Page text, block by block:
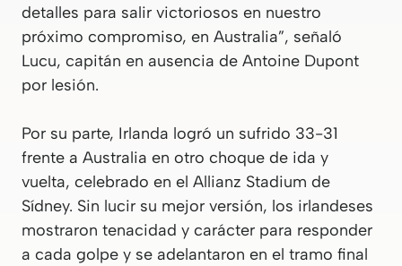
detalles para salir victoriosos en nuestro
próximo compromiso, en Australia”, señaló
Lucu, capitán en ausencia de Antoine Dupont
por lesión.
Por su parte, Irlanda logró un sufrido 33-31
frente a Australia en otro choque de ida y
vuelta, celebrado en el Allianz Stadium de
Sídney. Sin lucir su mejor versión, los irlandeses
mostraron tenacidad y carácter para responder
a cada golpe y se adelantaron en el tramo final